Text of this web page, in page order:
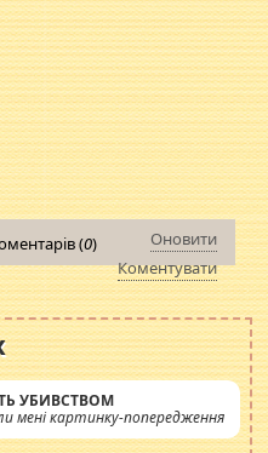
(0)
Оновити
Коментувати
УБИВСТВОМ
мені картинку-попередження